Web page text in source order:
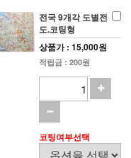
전국 9개각 도별전
도.코팅형
상품가 : 15,000원
적립금 : 200원
코팅여부선택